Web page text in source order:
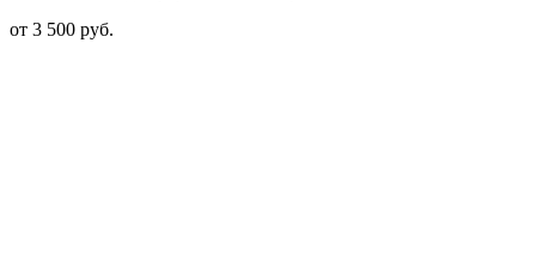
от 3 500 руб.